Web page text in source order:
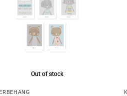
Out of stock